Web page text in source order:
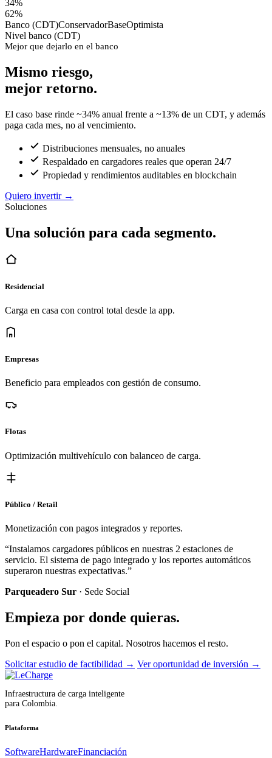
34%
62%
Banco (CDT)ConservadorBaseOptimista
Nivel banco (CDT)
Mejor que dejarlo en el banco
Mismo riesgo,
mejor retorno.
El caso base rinde ~34% anual frente a ~13% de un CDT, y además
paga cada mes, no al vencimiento.
Distribuciones mensuales, no anuales
Respaldado en cargadores reales que operan 24/7
Propiedad y rendimientos auditables en blockchain
Quiero invertir →
Soluciones
Una solución para cada segmento.
Residencial
Carga en casa con control total desde la app.
Empresas
Beneficio para empleados con gestión de consumo.
Flotas
Optimización multivehículo con balanceo de carga.
Público / Retail
Monetización con pagos integrados y reportes.
“Instalamos cargadores públicos en nuestras 2 estaciones de
servicio. El sistema de pago integrado y los reportes automáticos
superaron nuestras expectativas.”
Parqueadero Sur · Sede Social
Empieza por donde quieras.
Pon el espacio o pon el capital. Nosotros hacemos el resto.
Solicitar estudio de factibilidad → Ver oportunidad de inversión →
Infraestructura de carga inteligente
para Colombia.
Plataforma
SoftwareHardwareFinanciación